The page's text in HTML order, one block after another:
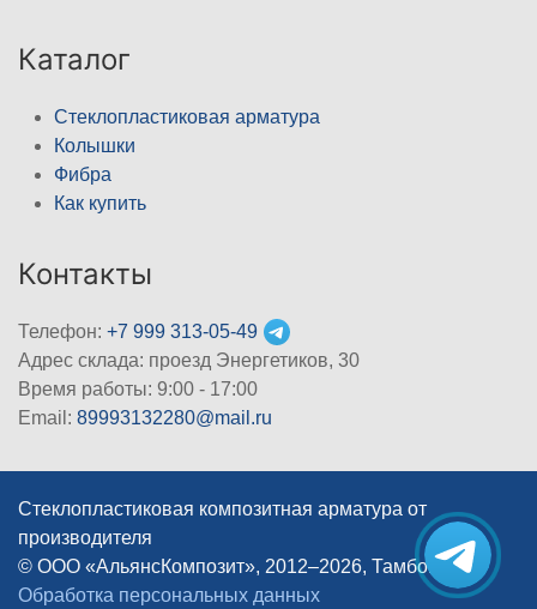
Каталог
Стеклопластиковая арматура
Колышки
Фибра
Как купить
Контакты
Телефон: +7 999 313-05-49
Адрес склада: проезд Энергетиков, 30
Время работы: 9:00 - 17:00
Email: 89993132280@mail.ru
Стеклопластиковая композитная арматура от
производителя
© ООО «АльянсКомпозит», 2012–2026, Тамбов
|
Обработка персональных данных